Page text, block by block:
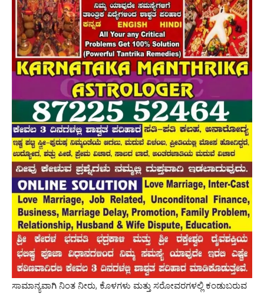
ಸಾಮಾನ್ಯವಾಗಿ ನಿಂತ ನೀರು, ಕೊಳಗಳು ಮತ್ತು ಸರೋವರಗಳಲ್ಲಿ ಕಂಡುಬರುವ